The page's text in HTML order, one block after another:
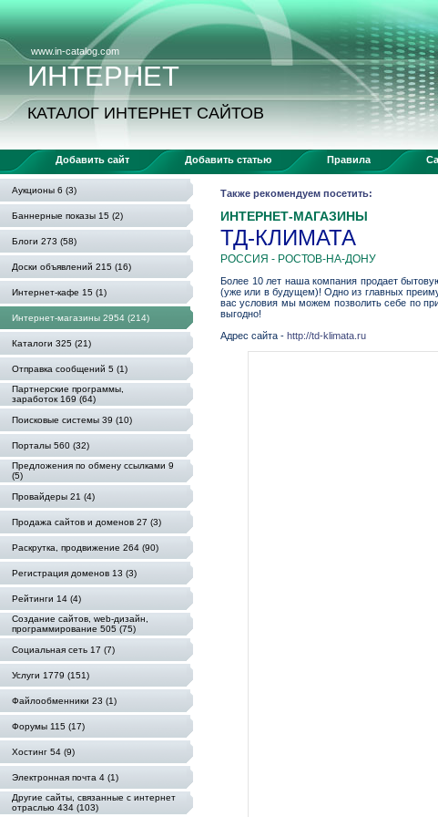
www.in-catalog.com
ИНТЕРНЕТ
КАТАЛОГ ИНТЕРНЕТ САЙТОВ
Добавить сайт Добавить статью Правила
Аукционы 6 (3)
Баннерные показы 15 (2)
Блоги 273 (58)
Доски объявлений 215 (16)
Интернет-кафе 15 (1)
Интернет-магазины 2954 (214)
Каталоги 325 (21)
Отправка сообщений 5 (1)
Партнерские программы,
заработок 169 (64)
Поисковые системы 39 (10)
Порталы 560 (32)
Предложения по обмену ссылками 9
(5)
Провайдеры 21 (4)
Продажа сайтов и доменов 27 (3)
Раскрутка, продвижение 264 (90)
Регистрация доменов 13 (3)
Рейтинги 14 (4)
Создание сайтов, web-дизайн,
программирование 505 (75)
Социальная сеть 17 (7)
Услуги 1779 (151)
Файлообменники 23 (1)
Форумы 115 (17)
Хостинг 54 (9)
Электронная почта 4 (1)
Другие сайты, связанные с интернет
отраслью 434 (103)
Также рекомендуем посетить:
ИНТЕРНЕТ-МАГАЗИНЫ
ТД-КЛИМАТА
РОССИЯ - РОСТОВ-НА-ДОНУ
Более 10 лет наша компания продает
(уже или в будущем)! Одно из главных
вас условия мы можем позволить себе по
выгодно!
Адрес сайта - http://td-klimata.ru